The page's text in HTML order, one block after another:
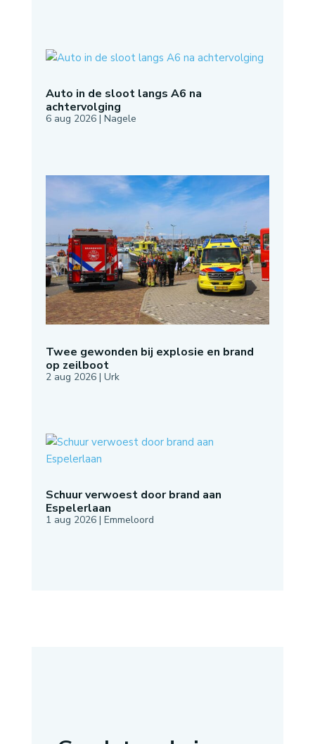
Auto in de sloot langs A6 na
achtervolging
6 aug 2026| Nagele
Twee gewonden bij explosie en brand
op zeilboot
2 aug 2026| Urk
Schuur verwoest door brand aan
Espelerlaan
1 aug 2026| Emmeloord